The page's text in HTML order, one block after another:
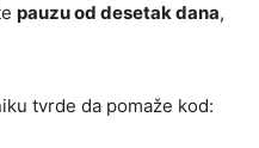
pauzu od desetak dana,
tvrde da pomaže kod: